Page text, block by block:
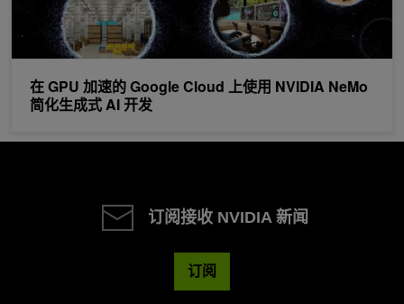
在 GPU 加速的 Google Cloud 上使用 NVIDIA NeMo
简化生成式 AI 开发
订阅接收 NVIDIA 新闻
订阅